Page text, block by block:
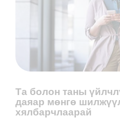
Та болон таны
даяар мөнгө
хялбарчлаарай